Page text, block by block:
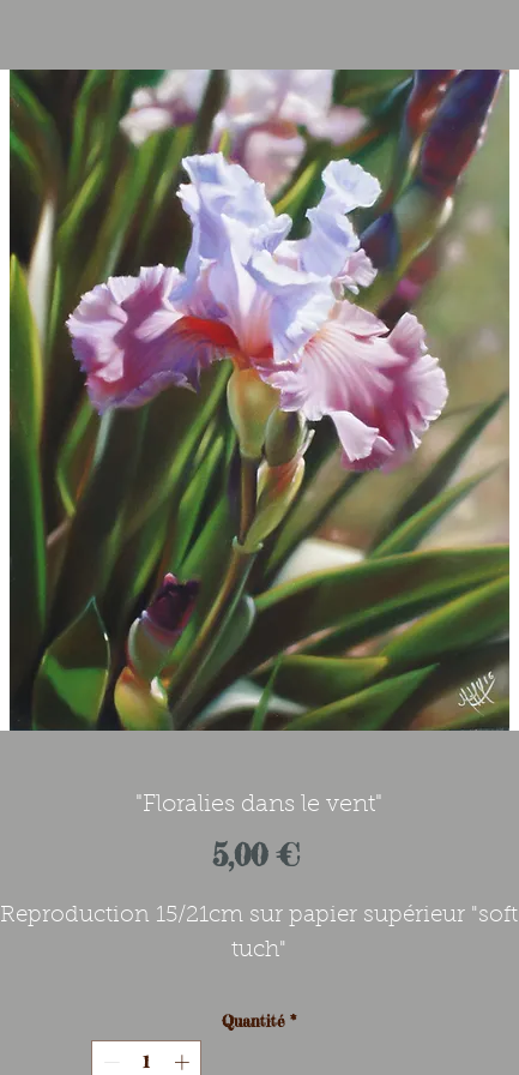
"Floralies dans le vent"
5,00 €Prix
Reproduction 15/21cm sur papier supérieur "soft
tuch"
Quantité *